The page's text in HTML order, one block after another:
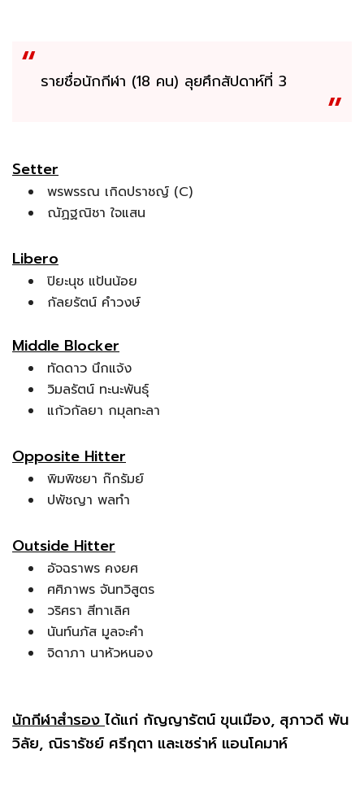
รายชื่อนักกีฬา (18 คน) ลุยศึกสัปดาห์ที่ 3
Setter
พรพรรณ เกิดปราชญ์ (C)
ณัฏฐณิชา ใจแสน
Libero
ปิยะนุช แป้นน้อย
กัลยรัตน์ คำวงษ์
Middle Blocker
ทัดดาว นึกแจ้ง
วิมลรัตน์ ทะนะพันธุ์
แก้วกัลยา กมุลทะลา
Opposite Hitter
พิมพิชยา ก๊กรัมย์
ปพัชญา พลทำ
Outside Hitter
อัจฉราพร คงยศ
ศศิภาพร จันทวิสูตร
วริศรา สีทาเลิศ
นันท์นภัส มูลจะคำ
จิดาภา นาหัวหนอง
นักกีฬาสำรองได้แก่ กัญญารัตน์ ขุนเมือง, สุภาวดี พัน
วิลัย, ณิรารัชย์ ศรีกุตา และเซร่าห์ แอนโคมาห์